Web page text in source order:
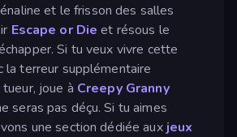
et le frisson des salles
Escape or Die et résous le
Si tu veux vivre cette
la terreur supplémentaire
joue à Creepy Granny
seras pas déçu. Si tu aimes
une section dédiée aux jeux